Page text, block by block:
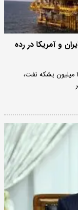
برتر تولیدکننده نفت در سال ۲۰۲۶؛ ایران و آمریکا در رده
بر اساس آمار سال ۲۰۲۶، آمریکا با تولید روزانه ۱۳.۲۵ میلیون بشکه نفت،